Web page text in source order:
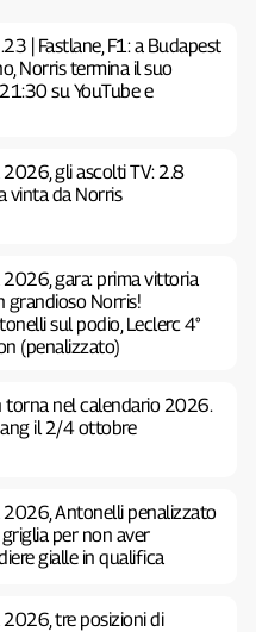
| Fastlane, F1: a Budapest
Norris termina il suo
su YouTube e
2026, gli ascolti TV: 2.8
vinta da Norris
2026, gara: prima vittoria
grandioso Norris!
sul podio, Leclerc 4°
(penalizzato)
torna nel calendario 2026.
il 2/4 ottobre
2026, Antonelli penalizzato
per non aver
gialle in qualifica
2026, tre posizioni di